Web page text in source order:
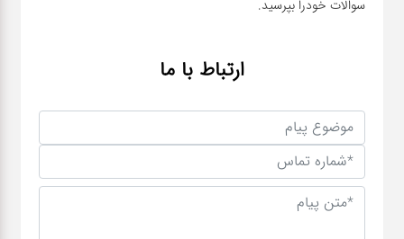
سوالات خودرا بپرسید.
ارتباط با ما